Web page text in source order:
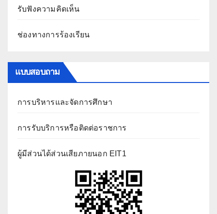
รับฟังความคิดเห็น
ช่องทางการร้องเรียน
แบบสอบถาม
การบริหารและจัดการศึกษา
การรับบริการหรือติดต่อราชการ
ผู้มีส่วนได้ส่วนเสียภายนอก EIT1